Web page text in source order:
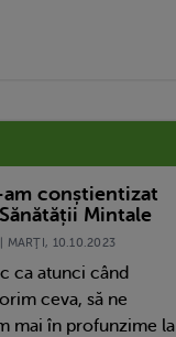
conștientizat
Mintale
MARŢI, 10.10.2023
ca atunci când
ceva, să ne
mai în profunzime la